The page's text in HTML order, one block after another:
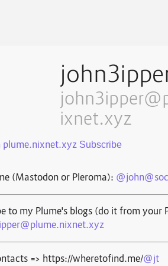
ixnet.xyz
plume.nixnet.xyz
(Mastodon or Pleroma):
to my Plume's blogs (do it from your
=> https://wheretofind.me/@jt